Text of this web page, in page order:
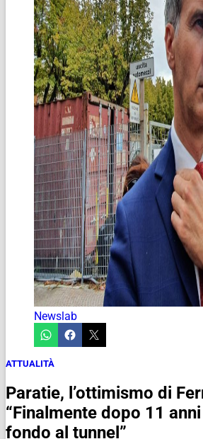
Newslab
ATTUALITÀ
Paratie, l’ottimismo di
“Finalmente dopo 11
fondo al tunnel”